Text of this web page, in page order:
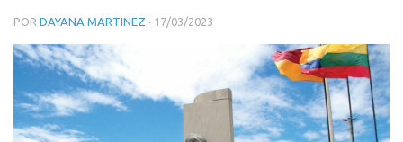
POR DAYANA MARTINEZ · 17/03/2023